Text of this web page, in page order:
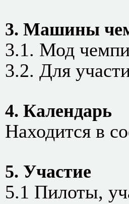
3. Машины
3.1. Мод
3.2. Для
4. Календарь
Находится в
5. Участие
5.1 Пилоты,